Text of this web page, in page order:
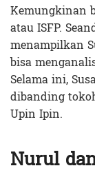
Kemungkinan
atau ISFP.
menampilkan
bisa
Selama ini,
dibanding
Upin Ipin.
Nurul